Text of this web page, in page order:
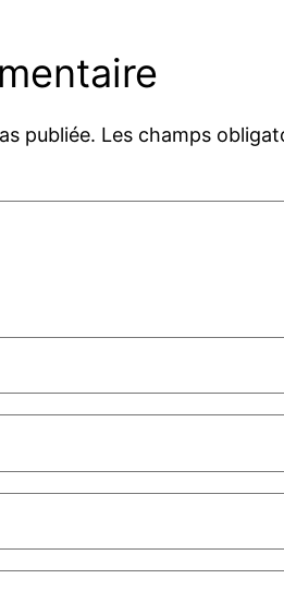
publiée. Les champs